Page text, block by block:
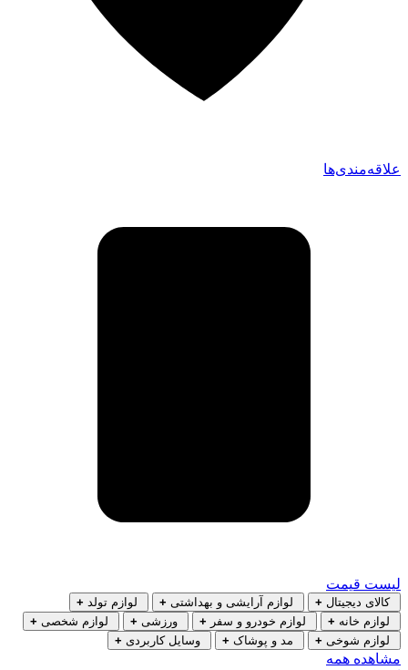
علاقه‌مندی‌ها
لیست قیمت
کالای دیجیتال + لوازم آرایشی و بهداشتی + لوازم تولد +
لوازم خانه + لوازم خودرو و سفر + ورزشی + لوازم شخصی +
لوازم شوخی + مد و پوشاک + وسایل کاربردی +
مشاهده همه